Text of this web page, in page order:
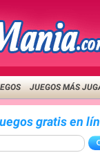
JUEGOS MÁS
gratis en